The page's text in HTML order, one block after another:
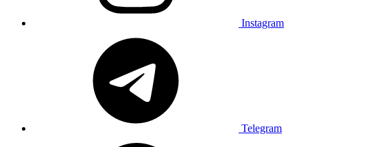
Instagram
Telegram